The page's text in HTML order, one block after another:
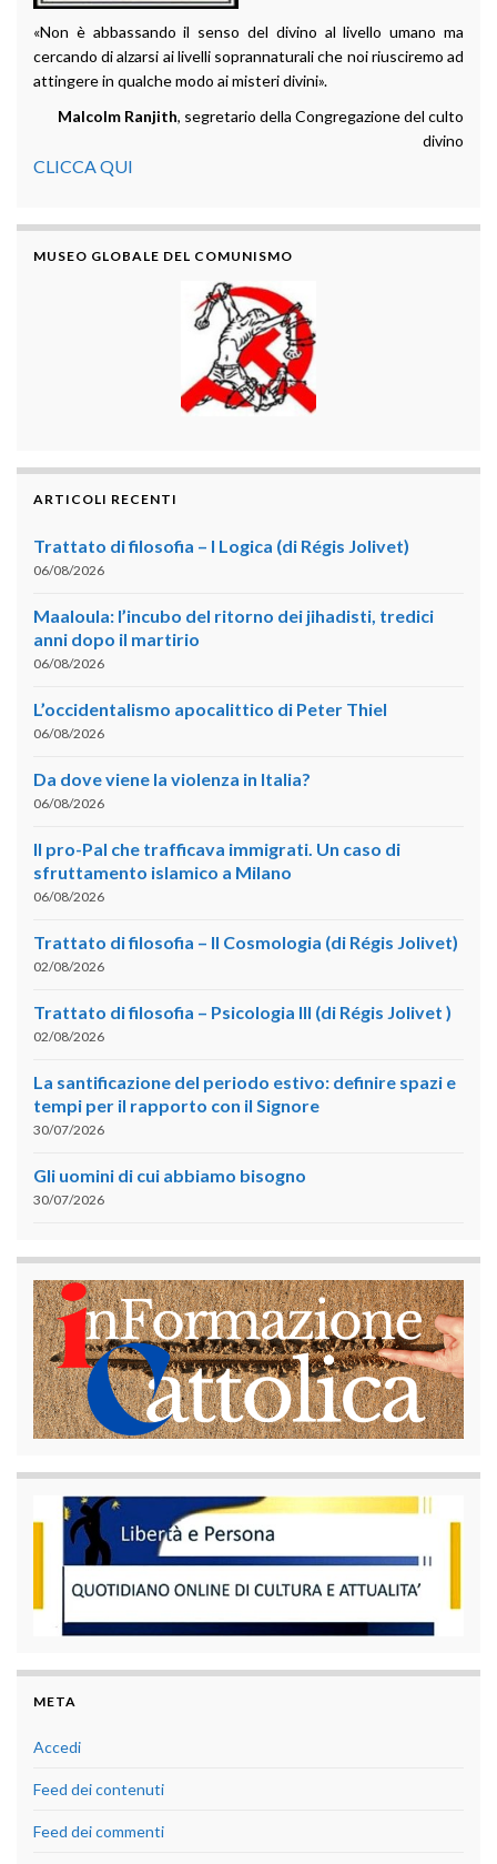
«Non è abbassando il senso del divino al livello umano ma
cercando di alzarsi ai livelli soprannaturali che noi riusciremo ad
attingere in qualche modo ai misteri divini».
Malcolm Ranjith, segretario della Congregazione del culto
divino
CLICCA QUI
MUSEO GLOBALE DEL COMUNISMO
ARTICOLI RECENTI
Trattato di filosofia – I Logica (di Régis Jolivet)
06/08/2026
Maaloula: l’incubo del ritorno dei jihadisti, tredici
anni dopo il martirio
06/08/2026
L’occidentalismo apocalittico di Peter Thiel
06/08/2026
Da dove viene la violenza in Italia?
06/08/2026
Il pro-Pal che trafficava immigrati. Un caso di
sfruttamento islamico a Milano
06/08/2026
Trattato di filosofia – II Cosmologia (di Régis Jolivet)
02/08/2026
Trattato di filosofia – Psicologia III (di Régis Jolivet )
02/08/2026
La santificazione del periodo estivo: definire spazi e
tempi per il rapporto con il Signore
30/07/2026
Gli uomini di cui abbiamo bisogno
30/07/2026
META
Accedi
Feed dei contenuti
Feed dei commenti